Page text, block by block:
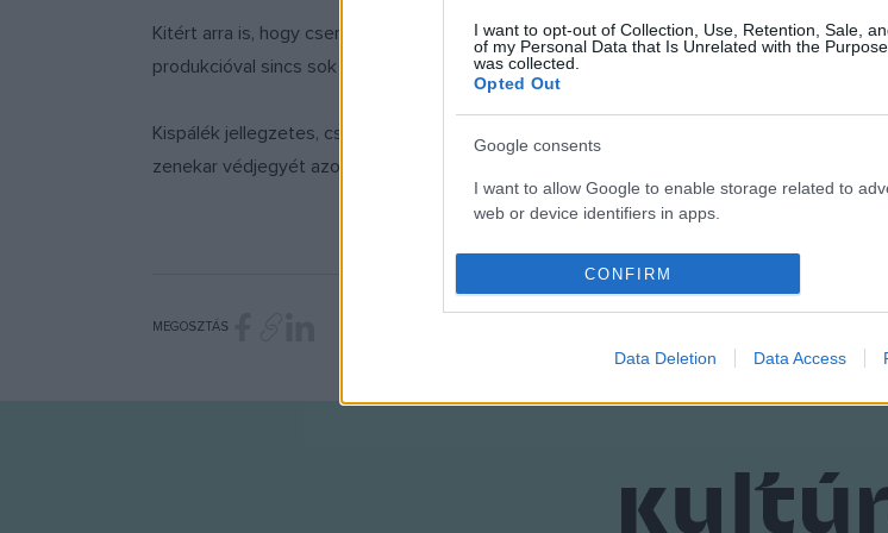
I want to opt-out of Collection, Use, Retention, Sale,
of my Personal Data that Is Unrelated with the
was collected.
Opted Out
Google consents
I want to allow Google to enable storage related to
web or device identifiers in apps.
I want to allow my user data to be sent to Google for
CONFIRM
Data Deletion Data Access
Kitért arra is, hogy csendesebb időszak elé néz, hiszen másik zenekara, a Kiscsillag a
produkcióval sincs sok fellépése, viszont így több ideje marad régóta esedékes második
Kispálék jellegzetes, csak rájuk jellemző sodró gitárzenét, ha úgy tetszik, gitárpopot
zenekar védjegyét azonban Lovasi András nem mindennapi, csavaros szövegei jelentik,
MEGOSZTÁS